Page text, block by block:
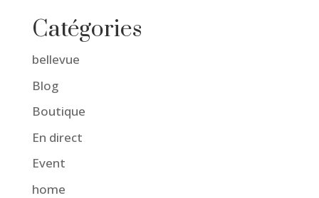
Catégories
bellevue
Blog
Boutique
En direct
Event
home